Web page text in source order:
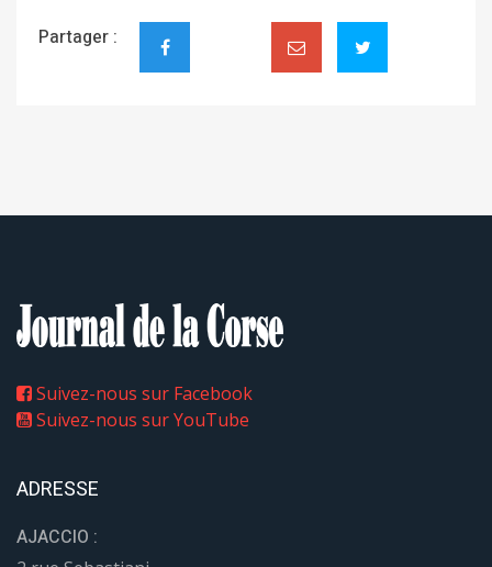
Partager :
Suivez-nous sur Facebook
Suivez-nous sur YouTube
ADRESSE
AJACCIO :